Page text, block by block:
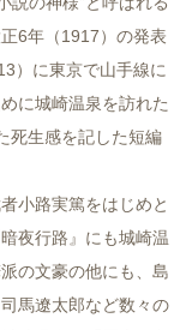
6年（1917）の発表
）に東京で山手線に
に城崎温泉を訪れた
死生感を記した短編
小路実篤をはじめと
夜行路』にも城崎温
の文豪の他にも、島
馬遼太郎など数々の